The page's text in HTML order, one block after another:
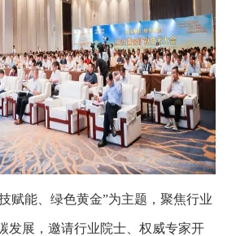
能、绿色黄金”为主题，聚焦行业
发展，邀请行业院士、权威专家开